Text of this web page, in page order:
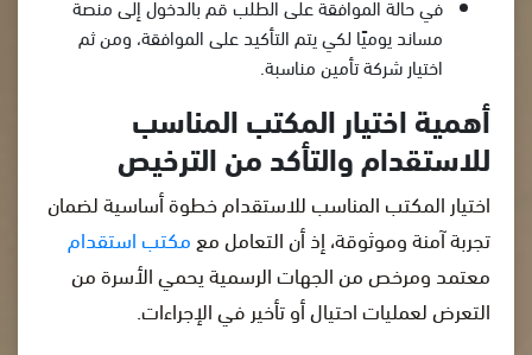
مساند يوميًا لكي يتم التأكيد على الموافقة، ومن ثم
اختيار شركة تأمين مناسبة.
أهمية اختيار المكتب المناسب
للاستقدام والتأكد من الترخيص
اختيار المكتب المناسب للاستقدام خطوة أساسية لضمان
تجربة آمنة وموثوقة، إذ أن التعامل معمكتب استقدام
معتمد ومرخص من الجهات الرسمية يحمي الأسرة من
التعرض لعمليات احتيال أو تأخير في الإجراءات.